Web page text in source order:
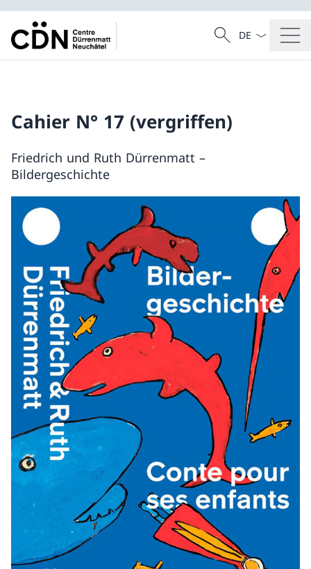
Suche
Suche
Sprach
Cahier N° 17 (vergriffen)
Friedrich und Ruth Dürrenmatt –
Bildergeschichte